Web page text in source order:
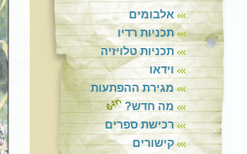
אלבומים
תכניות רדיו
תכניות טלויזיה
וידאו
מגירת ההפתעות
מה חדש?
רכישת ספרים
קישורים